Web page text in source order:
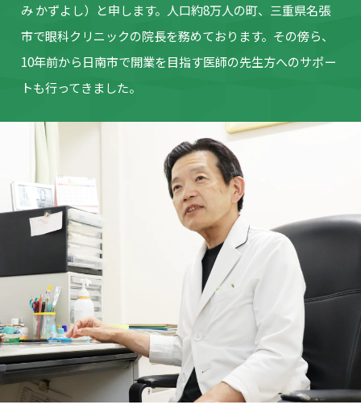
み かずよし） と申します。人口約8万人の町、三重県名張
市で眼科クリニックの院長を務めております。その傍ら、
10年前から日南市で開業を目指す医師の先生方へのサポー
トも行ってきました。